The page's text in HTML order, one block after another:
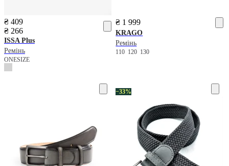
₴ 409
₴ 266
ISSA Plus
Ремінь
ONESIZE
₴ 1 999
KRAGO
Ремінь
110 120 130
−33%